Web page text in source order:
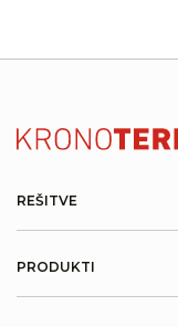
REŠITVE
PRODUKTI